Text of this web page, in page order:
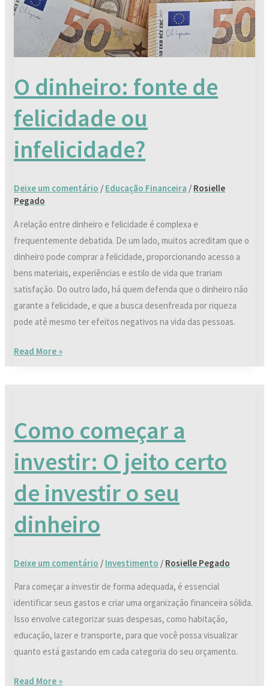
O dinheiro: fonte de
felicidade ou
infelicidade?
Deixe um comentário / Educação Financeira / Rosielle
Pegado
A relação entre dinheiro e felicidade é complexa e
frequentemente debatida. De um lado, muitos acreditam que o
dinheiro pode comprar a felicidade, proporcionando acesso a
bens materiais, experiências e estilo de vida que trariam
satisfação. Do outro lado, há quem defenda que o dinheiro não
garante a felicidade, e que a busca desenfreada por riqueza
pode até mesmo ter efeitos negativos na vida das pessoas.
ou
infelicidade?
Read More »
Como começar a
investir: O jeito certo
de investir o seu
dinheiro
Deixe um comentário / Investimento / Rosielle Pegado
Para começar a investir de forma adequada, é essencial
identificar seus gastos e criar uma organização financeira sólida.
Isso envolve categorizar suas despesas, como habitação,
educação, lazer e transporte, para que você possa visualizar
quanto está gastando em cada categoria do seu orçamento.
a
investir:
O
jeito
certo
de
investir
o
dinheiro
Read More »